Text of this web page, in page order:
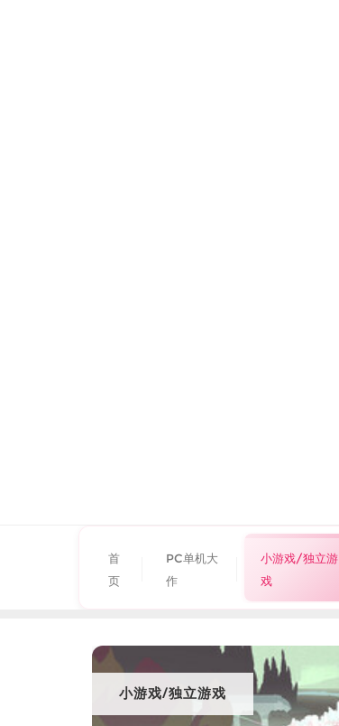
首
页
PC单机大
作
小游戏/独立游
戏
小游戏/独立游戏